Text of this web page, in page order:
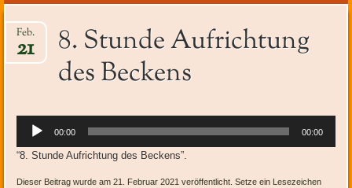
zum
8. Stunde Aufrichtung
des Beckens
Feb.
21
Audio-
Player
00:00 00:00
“8. Stunde Aufrichtung des Beckens”.
Dieser Beitrag wurde am 21. Februar 2021 veröffentlicht. Setze ein Lesezeichen